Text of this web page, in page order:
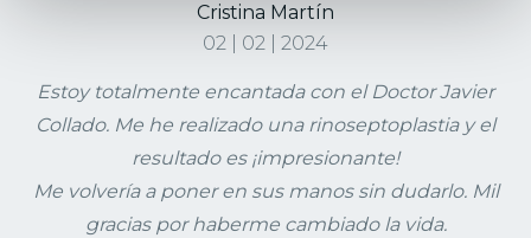
Cristina Martín
02 | 02 | 2024
Estoy totalmente encantada con el Doctor Javier
Collado. Me he realizado una rinoseptoplastia y el
resultado es ¡impresionante!
Me volvería a poner en sus manos sin dudarlo. Mil
gracias por haberme cambiado la vida.